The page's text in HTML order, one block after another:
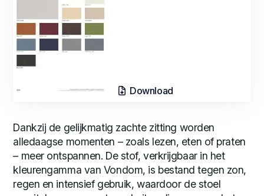
Download
Dankzij de gelijkmatig zachte zitting worden
alledaagse momenten – zoals lezen, eten of praten
– meer ontspannen. De stof, verkrijgbaar in het
kleurengamma van Vondom, is bestand tegen zon,
regen en intensief gebruik, waardoor de stoel